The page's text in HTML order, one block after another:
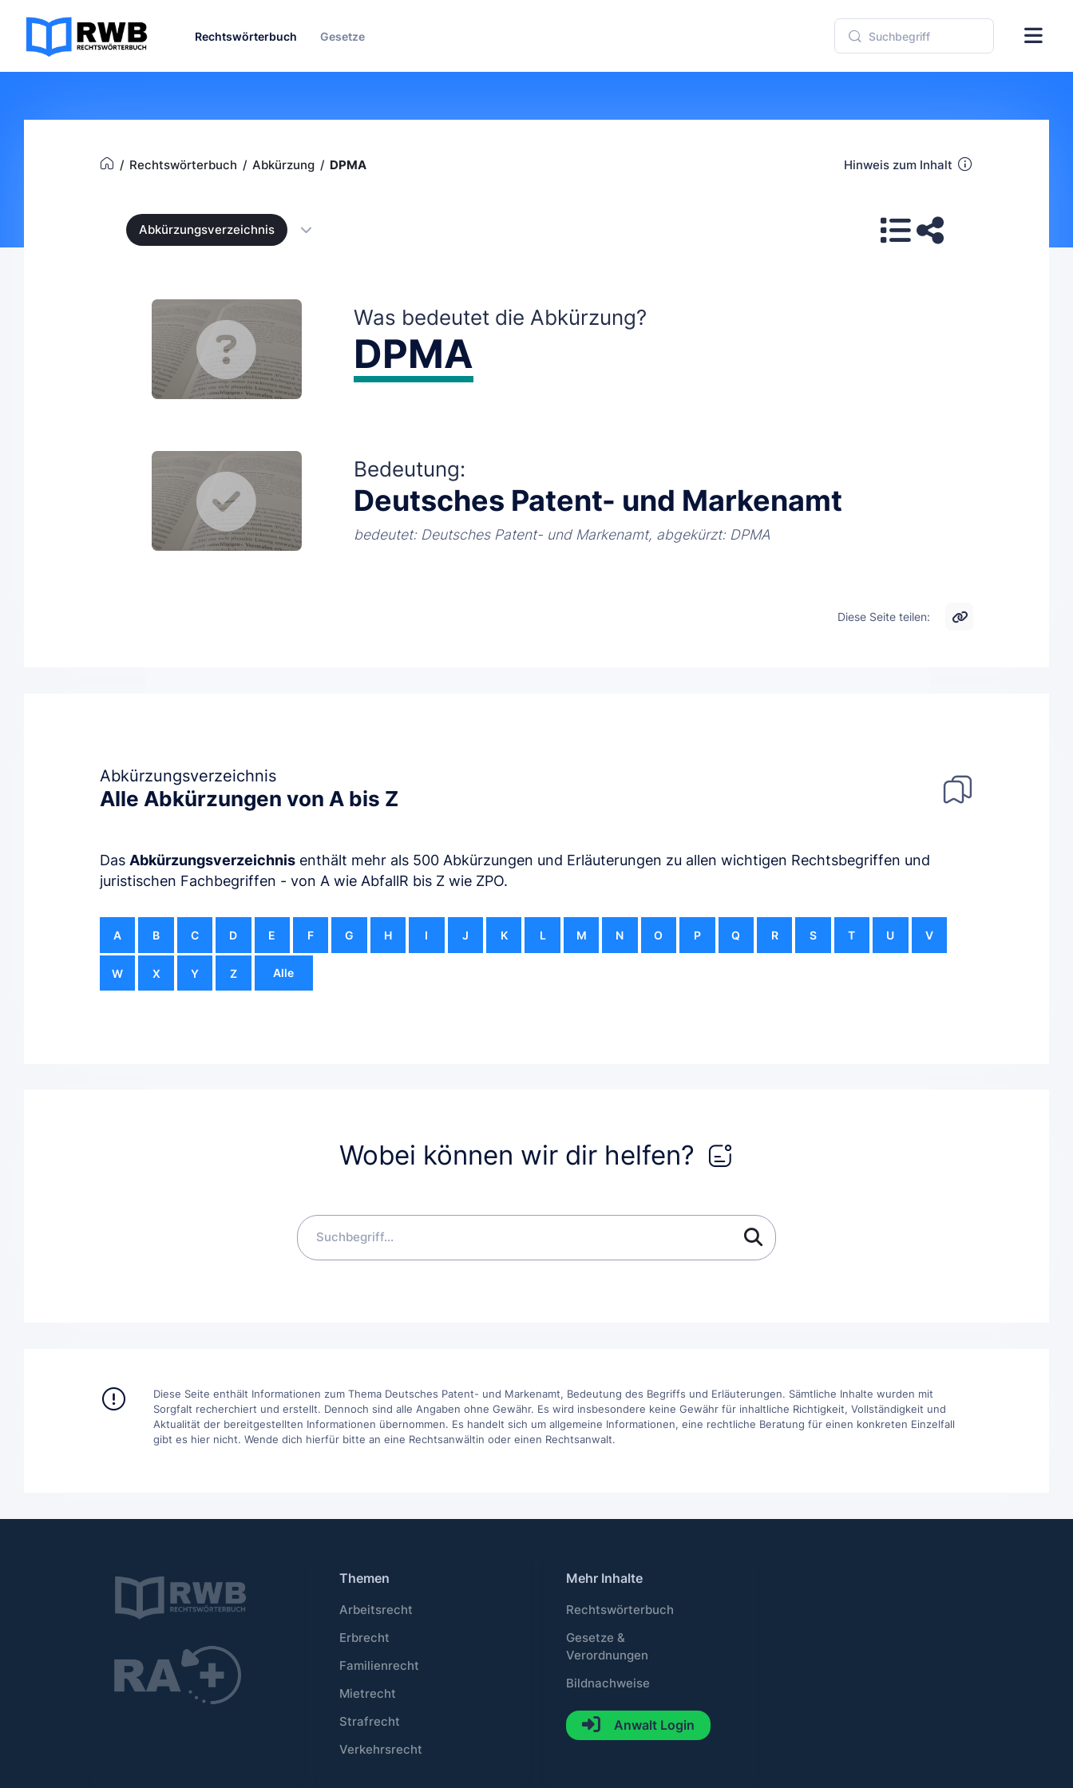
Rechtswörterbuch Gesetze
Rechtswörterbuch Abkürzung DPMA Hinweis zum Inhalt
Abkürzungsverzeichnis
Was bedeutet die Abkürzung?
DPMA
Bedeutung:
Deutsches Patent- und Markenamt
bedeutet: Deutsches Patent- und Markenamt, abgekürzt: DPMA
Diese Seite teilen:
Abkürzungsverzeichnis
Alle Abkürzungen von A bis Z
Das Abkürzungsverzeichnis enthält mehr als 500 Abkürzungen und Erläuterungen zu allen wichtigen Rechtsbegriffen und
juristischen Fachbegriffen - von A wie AbfallR bis Z wie ZPO.
A B C D E F G H I J K L M N O P Q R S T U V
W X Y Z Alle
Wobei können wir dir helfen?
Diese Seite enthält Informationen zum Thema Deutsches Patent- und Markenamt, Bedeutung des Begriffs und Erläuterungen. Sämtliche Inhalte wurden mit
Sorgfalt recherchiert und erstellt. Dennoch sind alle Angaben ohne Gewähr. Es wird insbesondere keine Gewähr für inhaltliche Richtigkeit, Vollständigkeit und
Aktualität der bereitgestellten Informationen übernommen. Es handelt sich um allgemeine Informationen, eine rechtliche Beratung für einen konkreten Einzelfall
gibt es hier nicht. Wende dich hierfür bitte an eine Rechtsanwältin oder einen Rechtsanwalt.
Themen
Arbeitsrecht
Erbrecht
Familienrecht
Mietrecht
Strafrecht
Verkehrsrecht
Mehr Inhalte
Rechtswörterbuch
Gesetze &
Verordnungen
Bildnachweise
Anwalt Login